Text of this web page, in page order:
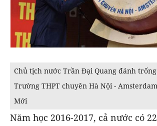
Chủ tịch nước Trần Đại Quang đánh
Trường THPT chuyên Hà Nội -
Mới
Năm học 2016-2017, cả nước có